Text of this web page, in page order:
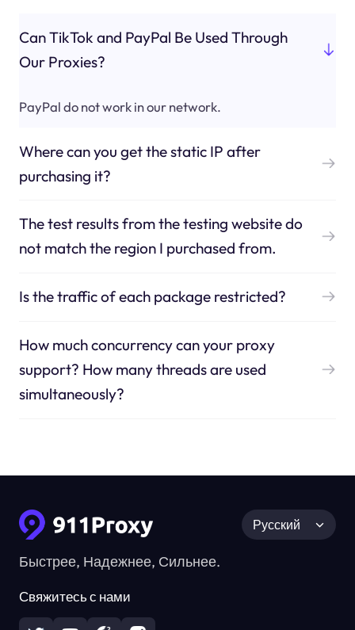
Can TikTok and PayPal Be Used Through
Our Proxies?
PayPal do not work in our network.
Where can you get the static IP after
purchasing it?
The test results from the testing website do
not match the region I purchased from.
Is the traffic of each package restricted?
How much concurrency can your proxy
support? How many threads are used
simultaneously?
Быстрее, Надежнее, Сильнее.
Свяжитесь с нами
Русский